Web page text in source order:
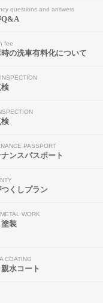
questions and answers
Q&A
fee
の洗車有料化について
PASSPORT
ンスパスポート
くしプラン
WORK
装
COATING
水コート